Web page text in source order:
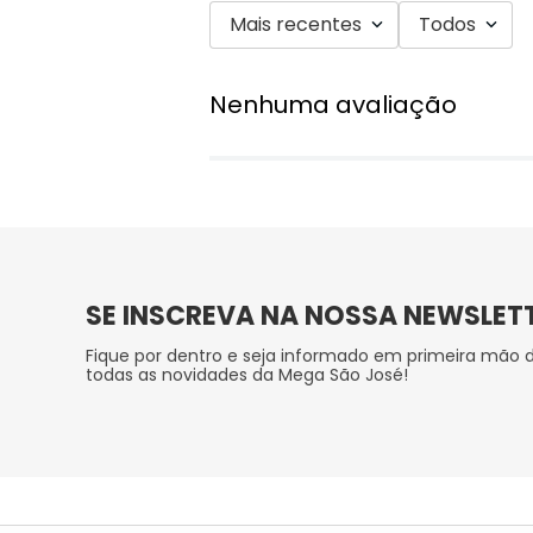
Mais recentes Todos
Nenhuma avaliação
SE INSCREVA NA NOSSA
Fique por dentro e seja informado em primeira mão
todas as novidades da Mega São José!